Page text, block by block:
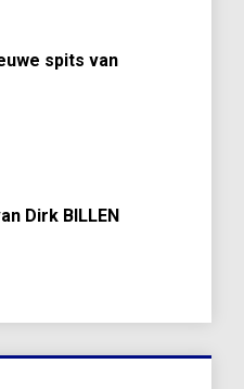
spits van
Dirk BILLEN